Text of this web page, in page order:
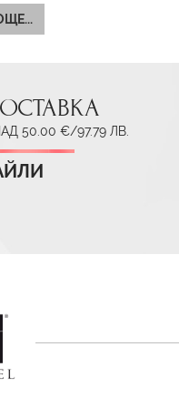
50.00 €/97.79 ЛВ.